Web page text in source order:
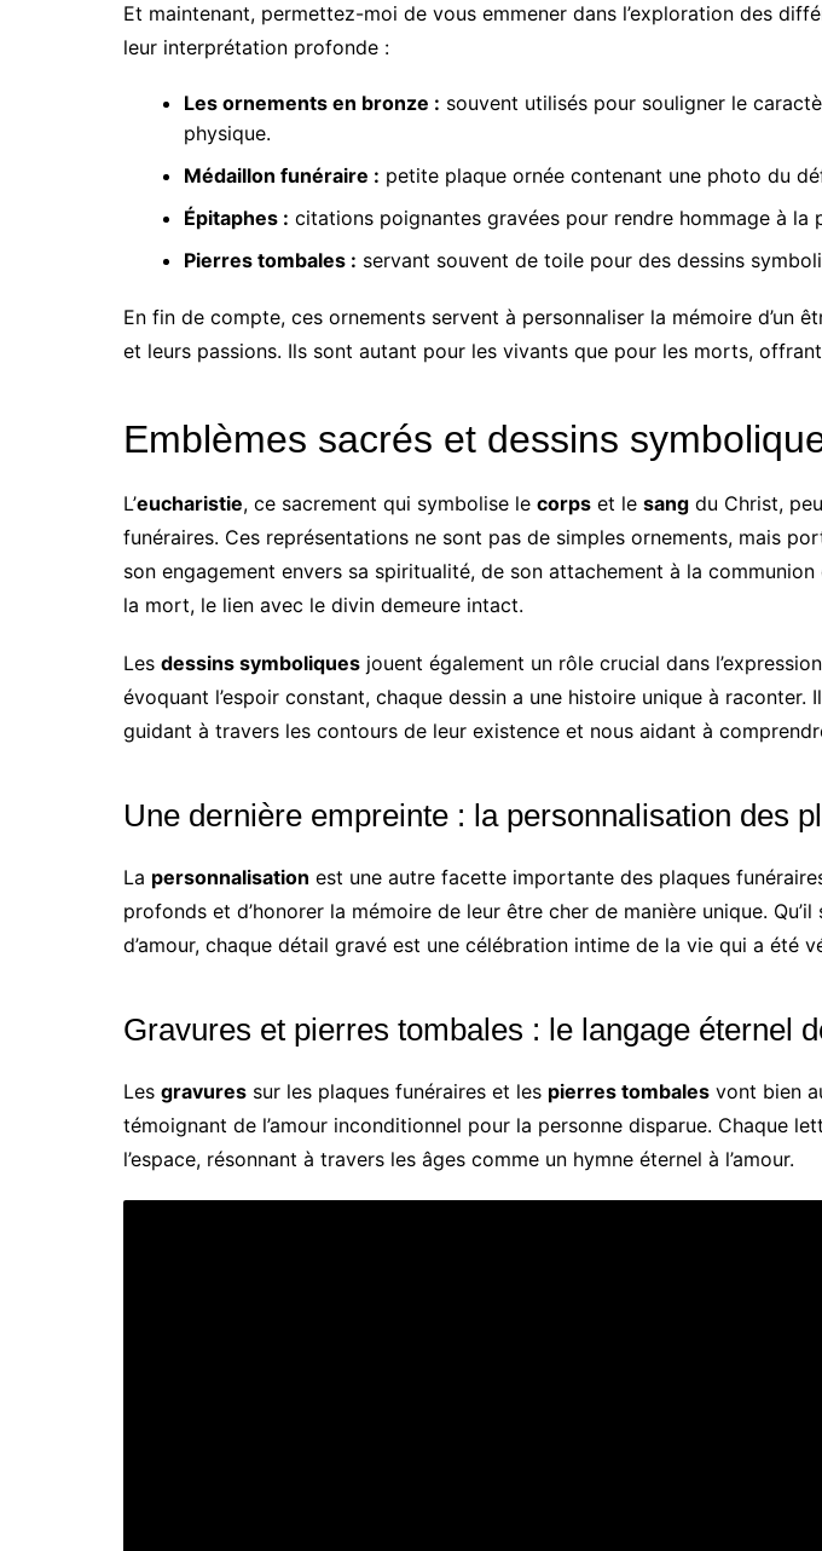
Et maintenant, permettez-moi de vous emmener dans l’exploration des
leur interprétation profonde :
Les ornements en bronze : souvent utilisés pour souligner le
physique.
Médaillon funéraire : petite plaque ornée contenant une photo du
Épitaphes : citations poignantes gravées pour rendre hommage à la
Pierres tombales : servant souvent de toile pour des dessins
En fin de compte, ces ornements servent à personnaliser la mémoire
et leurs passions. Ils sont autant pour les vivants que pour les morts,
Emblèmes sacrés et dessins
L’eucharistie, ce sacrement qui symbolise le corps et le sang du Christ,
funéraires. Ces représentations ne sont pas de simples ornements, mais
son engagement envers sa spiritualité, de son attachement à la
la mort, le lien avec le divin demeure intact.
Les dessins symboliques jouent également un rôle crucial dans
évoquant l’espoir constant, chaque dessin a une histoire unique à
guidant à travers les contours de leur existence et nous aidant à
Une dernière empreinte : la personnalisation des
La personnalisation est une autre facette importante des plaques
profonds et d’honorer la mémoire de leur être cher de manière unique.
d’amour, chaque détail gravé est une célébration intime de la vie qui a été
Gravures et pierres tombales : le langage éternel
Les gravures sur les plaques funéraires et les pierres tombales vont bien
témoignant de l’amour inconditionnel pour la personne disparue. Chaque
l’espace, résonnant à travers les âges comme un hymne éternel à l’amour.